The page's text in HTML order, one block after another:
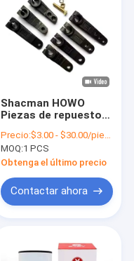
Shacman HOWO
Piezas de repuesto
cambios Brazo de
rodaje LRC Brazo de
cambio F96035-85
Precio:$3.00 - $30.00/pieces
MOQ:1 PCS
Obtenga el último precio
Contactar ahora